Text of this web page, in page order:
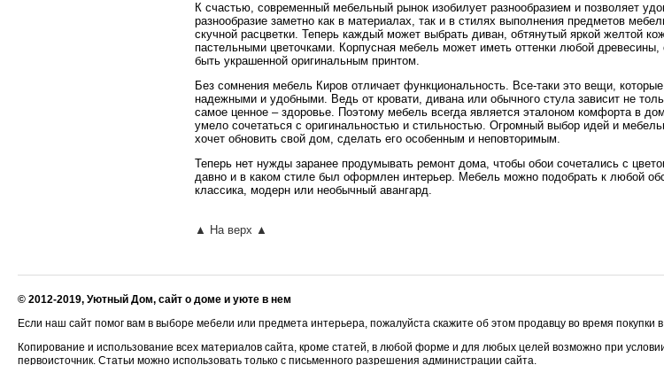
К счастью, современный мебельный рынок изобилует разнообразием и позволяет
разнообразие заметно как в материалах, так и в стилях выполнения предметов
скучной расцветки. Теперь каждый может выбрать диван, обтянутый яркой желтой
пастельными цветочками. Корпусная мебель может иметь оттенки любой
быть украшенной оригинальным принтом.
Без сомнения мебель Киров отличает функциональность. Все-таки это вещи,
надежными и удобными. Ведь от кровати, дивана или обычного стула зависит не
самое ценное – здоровье. Поэтому мебель всегда является эталоном комфорта в
умело сочетаться с оригинальностью и стильностью. Огромный выбор идей и
хочет обновить свой дом, сделать его особенным и неповторимым.
Теперь нет нужды заранее продумывать ремонт дома, чтобы обои сочетались с
давно и в каком стиле был оформлен интерьер. Мебель можно подобрать к любой
классика, модерн или необычный авангард.
▲ На верх ▲
© 2012-2019, Уютный Дом, сайт о доме и уюте в нем
Если наш сайт помог вам в выборе мебели или предмета интерьера, пожалуйста скажите об этом продавцу во время покупки
Копирование и использование всех материалов сайта, кроме статей, в любой форме и для любых целей возможно при
первоисточник. Статьи можно использовать только с письменного разрешения администрации сайта.